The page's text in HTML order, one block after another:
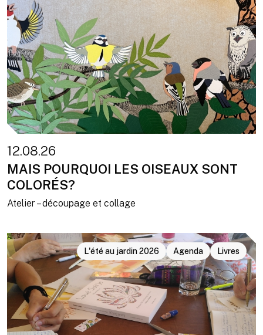
12.08.26
MAIS POURQUOI LES OISEAUX SONT
COLORÉS?
Atelier – découpage et collage
L'été au jardin 2026 Agenda Livres